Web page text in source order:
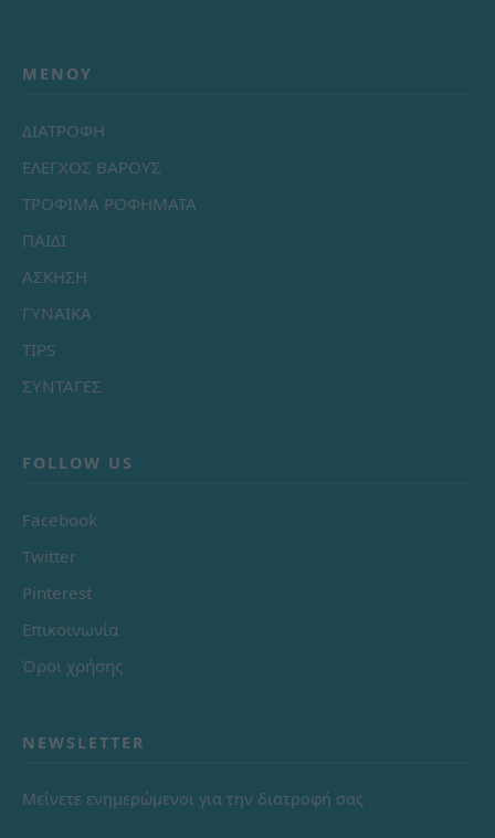
ΜΕΝΟΎ
ΔΙΑΤΡΟΦΗ
ΕΛΕΓΧΟΣ ΒΑΡΟΥΣ
ΤΡΟΦΙΜΑ ΡΟΦΗΜΑΤΑ
ΠΑΙΔΙ
ΑΣΚΗΣΗ
ΓΥΝΑΙΚΑ
TIPS
ΣΥΝΤΑΓΕΣ
FOLLOW US
Facebook
Twitter
Pinterest
Επικοινωνία
Όροι χρήσης
NEWSLETTER
Μείνετε ενημερώμενοι για την διατροφή σας